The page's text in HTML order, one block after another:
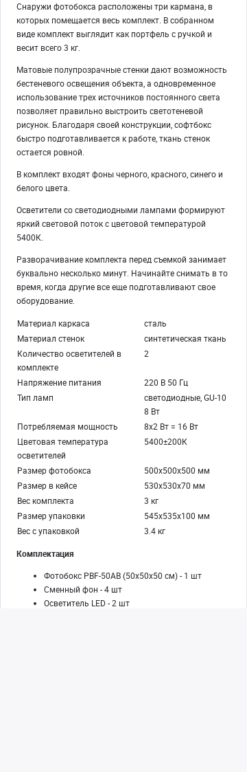
Снаружи фотобокса расположены три кармана, в
которых помещается весь комплект. В собранном
виде комплект выглядит как портфель с ручкой и
весит всего 3 кг.
Матовые полупрозрачные стенки дают возможность
бестеневого освещения объекта, а одновременное
использование трех источников постоянного света
позволяет правильно выстроить светотеневой
рисунок. Благодаря своей конструкции, софтбокс
быстро подготавливается к работе, ткань стенок
остается ровной.
В комплект входят фоны черного, красного, синего и
белого цвета.
Осветители со светодиодными лампами формируют
яркий световой поток с цветовой температурой
5400К.
Разворачивание комплекта перед съемкой занимает
буквально несколько минут. Начинайте снимать в то
время, когда другие все еще подготавливают свое
оборудование.
Материал каркаса
сталь
Материал стенок
синтетическая ткань
Количество осветителей в
комплекте
2
Напряжение питания
220 В 50 Гц
Тип ламп
светодиодные, GU-10
8 Вт
Потребляемая мощность
8х2 Вт = 16 Вт
Цветовая температура
осветителей
5400±200К
Размер фотобокса
500х500х500 мм
Размер в кейсе
530х530х70 мм
Вес комплекта
3 кг
Размер упаковки
545х535х100 мм
Вес с упаковкой
3.4 кг
Комплектация
Фотобокс PBF-50AB (50х50х50 см) - 1 шт
Сменный фон - 4 шт
Осветитель LED - 2 шт